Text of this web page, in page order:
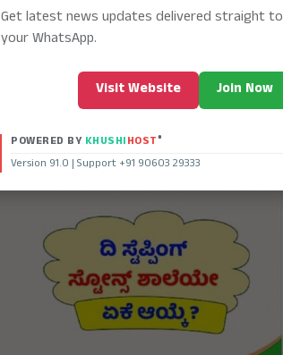
Get latest news updates delivered straight to
your WhatsApp.
Visit Website Join Now
POWERED BY KHUSHIHOST®
Version 91.0 | Support +91 90603 29333